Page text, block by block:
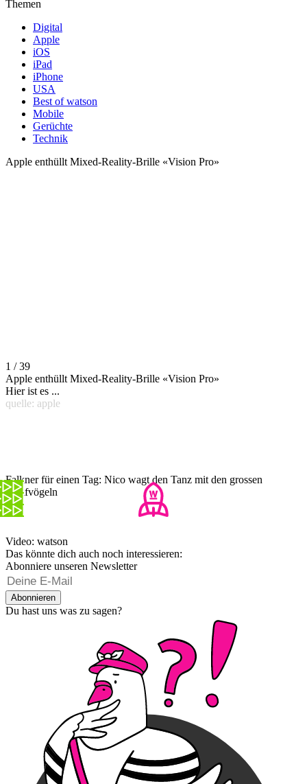
Themen
Digital
Apple
iOS
iPad
iPhone
USA
Best of watson
Mobile
Gerüchte
Technik
Apple enthüllt Mixed-Reality-Brille «Vision Pro»
1 / 39
Apple enthüllt Mixed-Reality-Brille «Vision Pro»
Hier ist es ...
quelle: apple
Falkner für einen Tag: Nico wagt den Tanz mit den grossen
Greifvögeln
Video: watson
Das könnte dich auch noch interessieren:
Abonniere unseren Newsletter
Abonnieren
Du hast uns was zu sagen?